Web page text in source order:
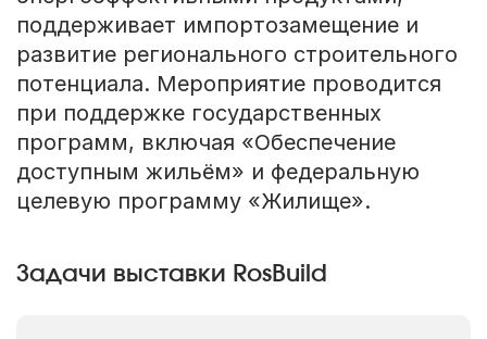
поддерживает импортозамещение и
развитие регионального строительного
потенциала. Мероприятие проводится
при поддержке государственных
программ, включая «Обеспечение
доступным жильём» и федеральную
целевую программу «Жилище».
Задачи выставки RosBuild